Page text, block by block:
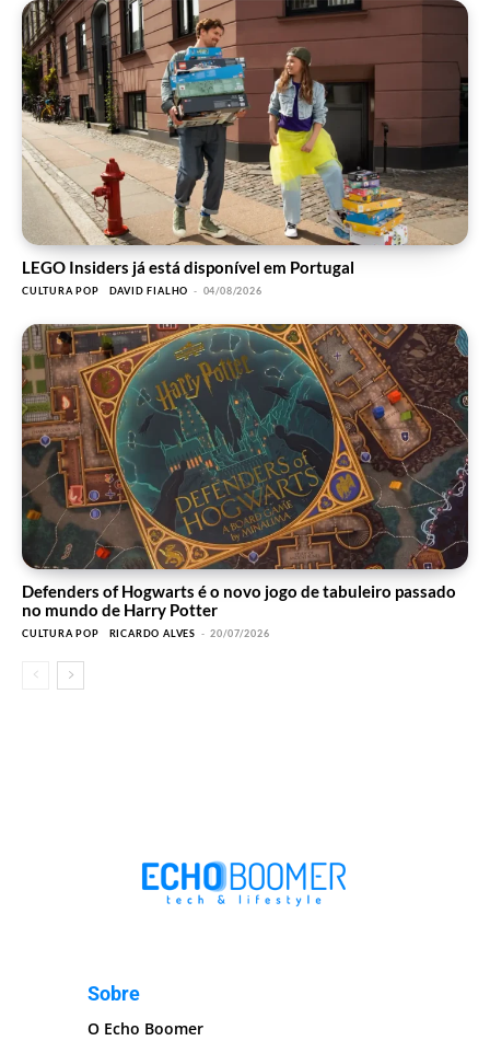
LEGO Insiders já está disponível em Portugal
CULTURA POP DAVID FIALHO - 04/08/2026
Defenders of Hogwarts é o novo jogo de tabuleiro passado
no mundo de Harry Potter
CULTURA POP RICARDO ALVES - 20/07/2026
Sobre
O Echo Boomer